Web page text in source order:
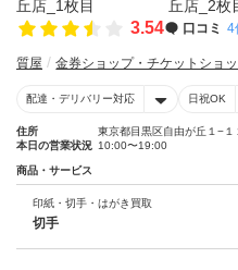
3.54 口コミ 4
質屋 金券ショップ・チケットショ
配達・デリバリー対応 日祝OK
住所
東京都目黒区自由が丘１−１
本日の営業状況 10:00〜19:00
商品・サービス
印紙・切手・はがき買取
切手